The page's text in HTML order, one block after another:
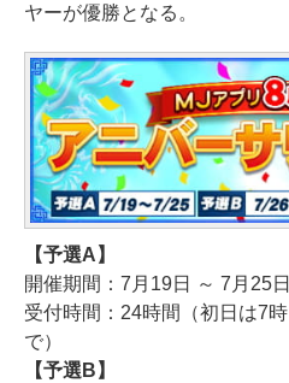
ヤーが優勝となる。
【予選A】
開催期間：7月19日 ～ 7月25日
受付時間：24時間（初日は7
で）
【予選B】